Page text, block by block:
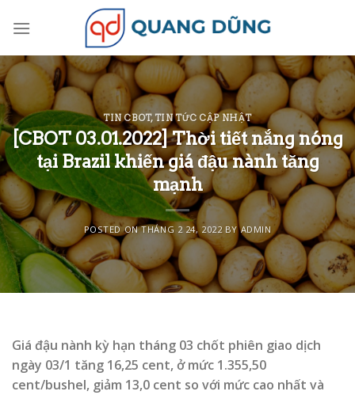
TIN CBOT,TIN TỨC CẬP NHẬT
[CBOT 03.01.2022] Thời tiết nắng nóng
tại Brazil khiến giá đậu nành tăng
mạnh
POSTED ONTHÁNG 2 24, 2022BYADMIN
Giá đậu nành kỳ hạn tháng 03 chốt phiên giao dịch
ngày 03/1 tăng 16,25 cent, ở mức 1.355,50
cent/bushel, giảm 13,0 cent so với mức cao nhất và